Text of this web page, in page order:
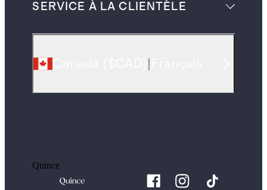
SERVICE À LA CLIENTÈLE
Quince